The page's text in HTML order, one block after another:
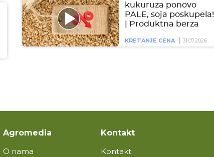
kukuruza ponovo
PALE, soja poskupela!
| Produktna berza
KRETANJE CENA 31.07.2026
Agromedia
O nama
Kontakt
Kontakt